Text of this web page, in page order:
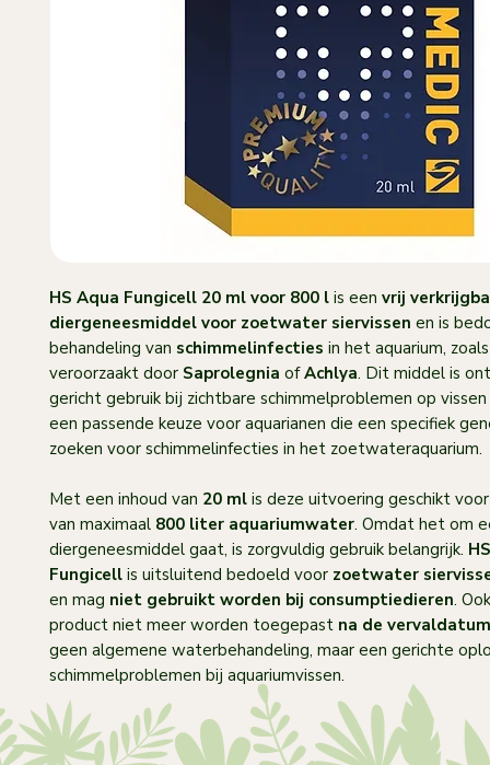
HS Aqua Fungicell 20 ml voor 800 l is een vrij
diergeneesmiddel voor zoetwater siervissen en is
behandeling van schimmelinfecties in het aquarium,
veroorzaakt door Saprolegnia ofAchlya. Dit middel is
gericht gebruik bij zichtbare schimmelproblemen op
een passende keuze voor aquarianen die een specifiek
zoeken voor schimmelinfecties in het zoetwateraquarium.
Met een inhoud van 20 ml is deze uitvoering geschikt
van maximaal 800 liter aquariumwater. Omdat het om
diergeneesmiddel gaat, is zorgvuldig gebruik belangrijk.
Fungicell is uitsluitend bedoeld voor zoetwater
en mag niet gebruikt worden bij consumptiedieren.
product niet meer worden toegepast na de vervaldatum
geen algemene waterbehandeling, maar een gerichte
schimmelproblemen bij aquariumvissen.